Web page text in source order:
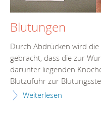
Blutungen
Durch Abdrücken wird
gebracht, dass die zur
darunter liegenden
Blutzufuhr zur
Weiterlesen